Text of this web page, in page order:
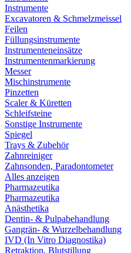
Instrumente
Excavatoren & Schmelzmeissel
Feilen
Füllungsinstrumente
Instrumenteneinsätze
Instrumentenmarkierung
Messer
Mischinstrumente
Pinzetten
Scaler & Küretten
Schleifsteine
Sonstige Instrumente
Spiegel
Trays & Zubehör
Zahnreiniger
Zahnsonden, Paradontometer
Alles anzeigen
Pharmazeutika
Pharmazeutika
Anästhetika
Dentin- & Pulpabehandlung
Gangrän- & Wurzelbehandlung
IVD (In Vitro Diagnostika)
Retraktion, Blutstillung